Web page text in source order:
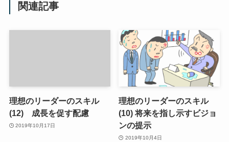
関連記事
理想のリーダーのスキル
(12) 成長を促す配慮
2019年10月17日
理想のリーダーのスキル
(10) 将来を指し示すビジョ
ンの提示
2019年10月4日